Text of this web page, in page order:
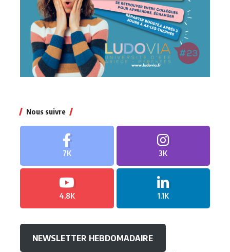
Nous suivre
7K 3K
4.8K 1.1K
NEWSLETTER HEBDOMADAIRE